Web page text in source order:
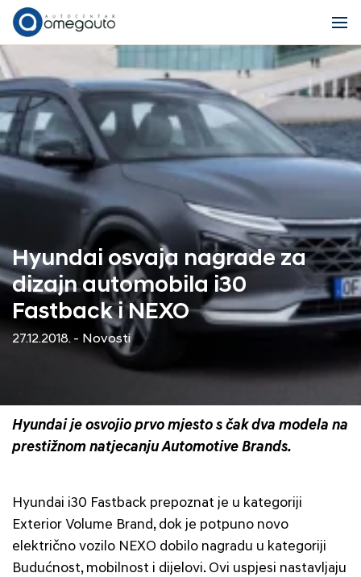
Hyundai osvaja nagrade za
dizajn automobila i30
Fastback i NEXO
27.12.2018. - Novosti
Hyundai je osvojio prvo mjesto s čak dva modela na
prestižnom natjecanju Automotive Brands.
Hyundai i30 Fastback prepoznat je u kategoriji
Exterior Volume Brand, dok je potpuno novo
električno vozilo NEXO dobilo nagradu u kategoriji
Budućnost, mobilnost i dijelovi. Ovi uspjesi nastavljaju